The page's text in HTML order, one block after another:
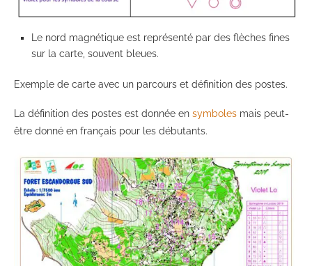
Le nord magnétique est représenté par des flèches fines
sur la carte, souvent bleues.
Exemple de carte avec un parcours et définition des postes.
La définition des postes est donnée en symboles mais peut-
être donné en français pour les débutants.